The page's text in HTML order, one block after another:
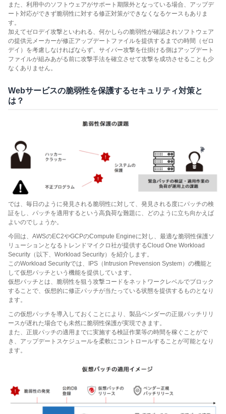
また、利用中のソフトウェアがサポート期限外となっている場合、アップデ
ート対応ができず脆弱性に対する修正対策ができなくなるケースもありま
す。
加えてゼロデイ攻撃といわれる、何かしらの脆弱性が確認されソフトウェア
の提供元メーカーが修正アップデートファイルを提供するまでの時間（ゼロ
デイ）を考慮しなければならず、サイバー攻撃を仕掛ける側はアップデート
ファイルが組みあがる前に攻撃手法を確立させて攻撃を成功させることも少
なくありません。
Webサービスの脆弱性を保護するセキュリティ対策と
は？
では、毎日のように発見される脆弱性に対して、発見される度にパッチの検
証をし、パッチを適用するという高負荷な難題に、どのように立ち向かえば
よいのでしょうか。
今回は、AWSのEC2やGCPのCompute Engineに対し、最適な脆弱性保護ソ
リューションとなるトレンドマイクロ社が提供するCloud One Workload
Security（以下、Workload Security）を紹介します。
このWorkload Securityでは、IPS（Intrusion Prevension System）の機能と
して仮想パッチという機能を提供しています。
仮想パッチとは、脆弱性を狙う攻撃コードをネットワークレベルでブロック
することで、仮想的に修正パッチが当たっている状態を提供するものとなり
ます。
この仮想パッチを導入しておくことにより、製品ベンダーの正規パッチリリ
ースが遅れた場合でも未然に脆弱性保護が実現できます。
また、正規パッチの適用までに実施する検証作業等の時間を稼ぐことがで
き、アップデートスケジュールを柔軟にコントロールすることが可能となり
ます。